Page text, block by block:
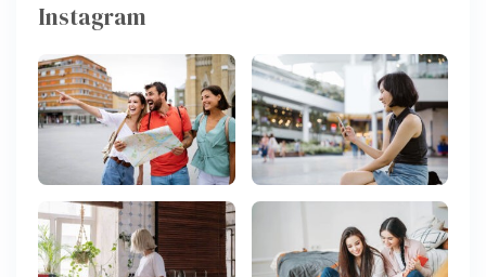
Instagram